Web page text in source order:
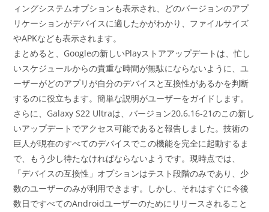
ィングシステムオプションも表示され、どのバージョンのアプ
リケーションがデバイスに適したかがわかり、ファイルサイズ
やAPKなども表示されます。
まとめると、Googleの新しいPlayストアアップデートは、忙し
いスケジュールからの貴重な時間が無駄にならないように、ユ
ーザーがどのアプリが自分のデバイスと互換性があるかを判断
するのに役立ちます。簡単な説明がユーザーをガイドします。
さらに、Galaxy S22 Ultraは、バージョン20.6.16-21のこの新し
いアップデートでアクセス可能であると報告しました。技術の
巨人が現在のすべてのデバイスでこの機能を完全に起動するま
で、もう少し待たなければならないようです。現時点では、
「デバイスの互換性」オプションはテスト段階のみであり、少
数のユーザーのみが利用できます。しかし、それはすぐに今後
数日ですべてのAndroidユーザーのためにリリースされること